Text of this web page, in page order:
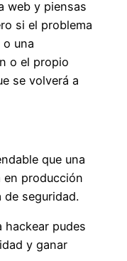
web y piensas
si el problema
una
o el propio
se volverá a
que una
en producción
seguridad.
hackear pudes
y ganar